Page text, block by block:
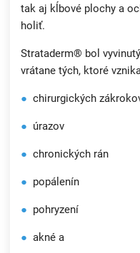
tak aj kĺbové plochy a
holiť.
Strataderm® bol
vrátane tých, ktoré
● chirurgických
● úrazov
● chronických rán
● popálenín
● pohryzení
● akné a